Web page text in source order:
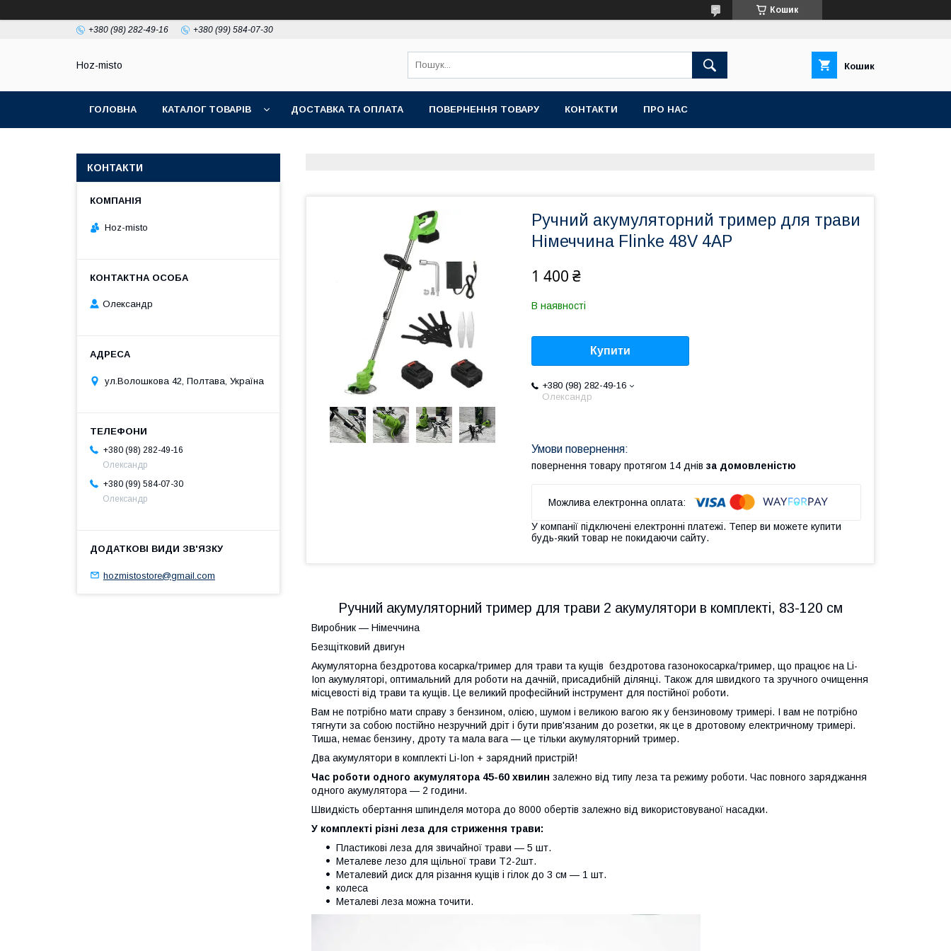
Кошик
+380 (98) 282-49-16 +380 (99) 584-07-30
Hoz-misto Кошик
ГОЛОВНА КАТАЛОГ ТОВАРІВ ДОСТАВКА ТА ОПЛАТА ПОВЕРНЕННЯ ТОВАРУ КОНТАКТИ ПРО НАС
Ручний акумуляторний тример для трави
Німеччина Flinke 48V 4AP
1 400 ₴
В наявності
Купити
+380 (98) 282-49-16
Олександр
повернення товару протягом 14 днів за домовленістю
У компанії підключені електронні платежі. Тепер ви можете купити
будь-який товар не покидаючи сайту.
Ручний акумуляторний тример для трави 2 акумулятори в комплекті, 83-120 см
Виробник — Німеччина
Безщітковий двигун
Акумуляторна бездротова косарка/тример для трави та кущів бездротова газонокосарка/тример, що працює на Li-
Ion акумуляторі, оптимальний для роботи на дачній, присадибній ділянці. Також для швидкого та зручного очищення
місцевості від трави та кущів. Це великий професійний інструмент для постійної роботи.
Вам не потрібно мати справу з бензином, олією, шумом і великою вагою як у бензиновому тримері. І вам не потрібно
тягнути за собою постійно незручний дріт і бути прив'язаним до розетки, як це в дротовому електричному тримері.
Тиша, немає бензину, дроту та мала вага — це тільки акумуляторний тример.
Два акумулятори в комплекті Li-Ion + зарядний пристрій!
Час роботи одного акумулятора 45-60 хвилин залежно від типу леза та режиму роботи. Час повного заряджання
одного акумулятора — 2 години.
Швидкість обертання шпинделя мотора до 8000 обертів залежно від використовуваної насадки.
У комплекті різні леза для стриження трави:
Пластикові леза для звичайної трави — 5 шт.
Металеве лезо для щільної трави Т2-2шт.
Металевий диск для різання кущів і гілок до 3 см — 1 шт.
колеса
Металеві леза можна точити.
КОНТАКТИ
Hoz-misto
Олександр
ул.Волошкова 42, Полтава, Україна
+380 (98) 282-49-16
Олександр
+380 (99) 584-07-30
Олександр
hozmistostore@gmail.com